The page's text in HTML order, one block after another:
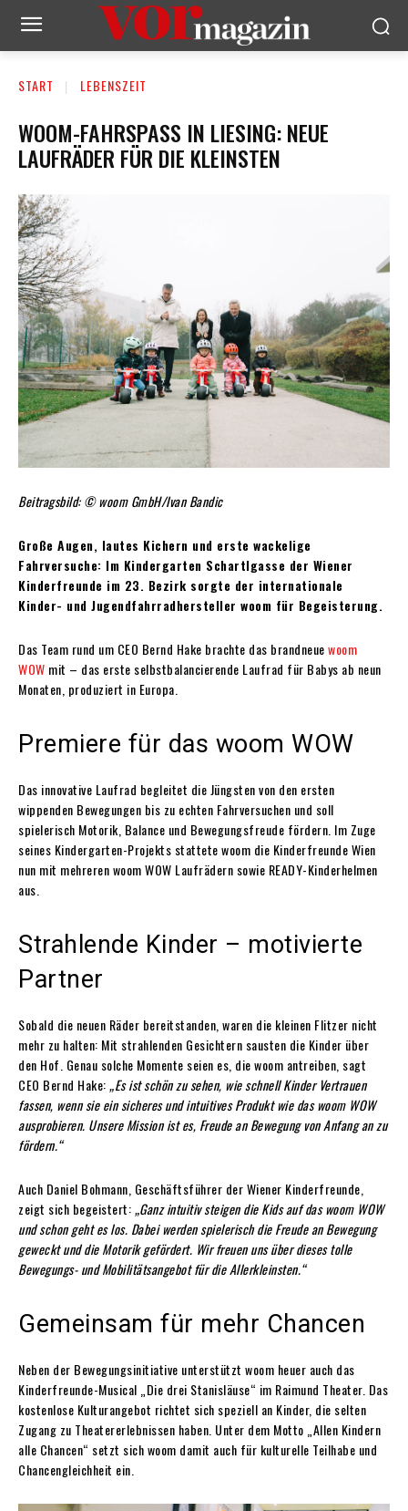
START LEBENSZEIT
WOOM-FAHRSPASS IN LIESING: NEUE L
AUFRÄDER FÜR DIE KLEINSTEN
Beitragsbild: © woom GmbH/Ivan Bandic
Große Augen, lautes Kichern und erste wackelige
Fahrversuche: Im Kindergarten Schartlgasse der Wiener
Kinderfreunde im 23. Bezirk sorgte der internationale
Kinder- und Jugendfahrradhersteller woom für Begeisterung.
Das Team rund um CEO Bernd Hake brachte das brandneuewoom
WOW mit – das erste selbstbalancierende Laufrad für Babys ab neun
Monaten, produziert in Europa.
Premiere für das woom WOW
Das innovative Laufrad begleitet die Jüngsten von den ersten
wippenden Bewegungen bis zu echten Fahrversuchen und soll
spielerisch Motorik, Balance und Bewegungsfreude fördern. Im Zuge
seines Kindergarten-Projekts stattete woom die Kinderfreunde Wien
nun mit mehreren woom WOW Laufrädern sowie READY-Kinderhelmen
aus.
Strahlende Kinder – motivierte
Partner
Sobald die neuen Räder bereitstanden, waren die kleinen Flitzer nicht
mehr zu halten: Mit strahlenden Gesichtern sausten die Kinder über
den Hof. Genau solche Momente seien es, die woom antreiben, sagt
CEO Bernd Hake:„Es ist schön zu sehen, wie schnell Kinder Vertrauen
fassen, wenn sie ein sicheres und intuitives Produkt wie das woom WOW
ausprobieren. Unsere Mission ist es, Freude an Bewegung von Anfang an zu
fördern.“
Auch Daniel Bohmann, Geschäftsführer der Wiener Kinderfreunde,
zeigt sich begeistert:„Ganz intuitiv steigen die Kids auf das woom WOW
und schon geht es los. Dabei werden spielerisch die Freude an Bewegung
geweckt und die Motorik gefördert. Wir freuen uns über dieses tolle
Bewegungs- und Mobilitätsangebot für die Allerkleinsten.“
Gemeinsam für mehr Chancen
Neben der Bewegungsinitiative unterstützt woom heuer auch das
Kinderfreunde-Musical „Die drei Stanisläuse“ im Raimund Theater. Das
kostenlose Kulturangebot richtet sich speziell an Kinder, die selten
Zugang zu Theatererlebnissen haben. Unter dem Motto „Allen Kindern
alle Chancen“ setzt sich woom damit auch für kulturelle Teilhabe und
Chancengleichheit ein.